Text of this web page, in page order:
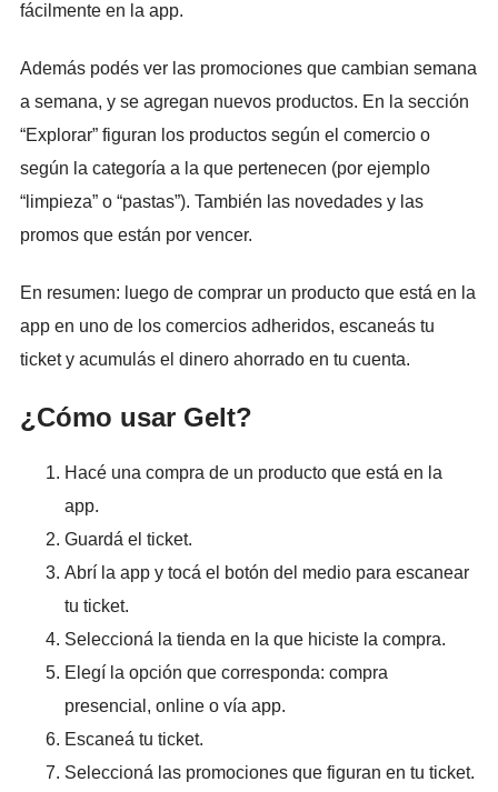
fácilmente en la app.
Además podés ver las promociones que cambian semana
a semana, y se agregan nuevos productos. En la sección
“Explorar” figuran los productos según el comercio o
según la categoría a la que pertenecen (por ejemplo
“limpieza” o “pastas”). También las novedades y las
promos que están por vencer.
En resumen: luego de comprar un producto que está en la
app en uno de los comercios adheridos, escaneás tu
ticket y acumulás el dinero ahorrado en tu cuenta.
¿Cómo usar Gelt?
Hacé una compra de un producto que está en la
app.
Guardá el ticket.
Abrí la app y tocá el botón del medio para escanear
tu ticket.
Seleccioná la tienda en la que hiciste la compra.
Elegí la opción que corresponda: compra
presencial, online o vía app.
Escaneá tu ticket.
Seleccioná las promociones que figuran en tu ticket.